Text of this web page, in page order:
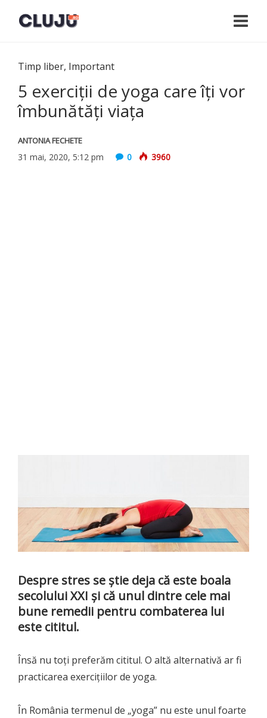
Timp liber, Important
5 exerciții de yoga care îți vor
îmbunătăți viața
ANTONIA FECHETE
31 mai, 2020, 5:12 pm 0 3960
Despre stres se știe deja că este boala
secolului XXI și că unul dintre cele mai
bune remedii pentru combaterea lui
este cititul.
Însă nu toți preferăm cititul. O altă alternativă ar fi
practicarea exercițiilor de yoga.
În România termenul de „yoga” nu este unul foarte